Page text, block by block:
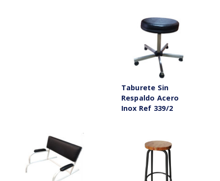
Taburete Sin
Respaldo Acero
Inox Ref 339/2